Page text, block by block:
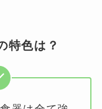
特色は？